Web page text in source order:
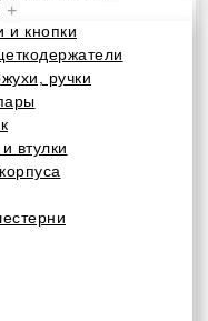
+
и кнопки
ручки
втулки